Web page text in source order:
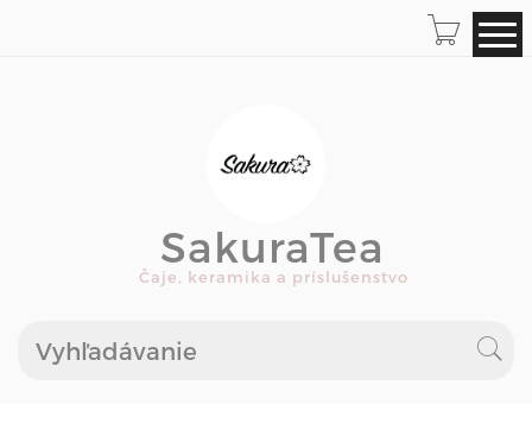
SakuraTea
Čaje, keramika a príslušenstvo